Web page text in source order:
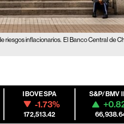
riesgos inflacionarios. El Banco Central de
IBOVESPA
-1.73%
172,513.42
S&P/BMV